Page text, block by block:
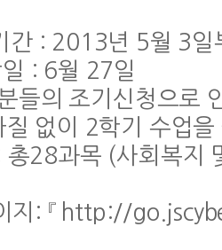
간 : 2013년 5월 3일
: 6월 27일
들의 조기신청으로
질 없이 2학기 수업
28과목 (사회복지
지: 『 http://